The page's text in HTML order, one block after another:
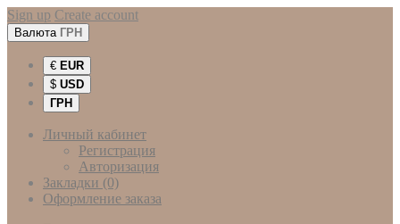
Sign up Create account
Валюта ГРН
€ EUR
$ USD
ГРН
Личный кабинет
Регистрация
Авторизация
Закладки (0)
Оформление заказа